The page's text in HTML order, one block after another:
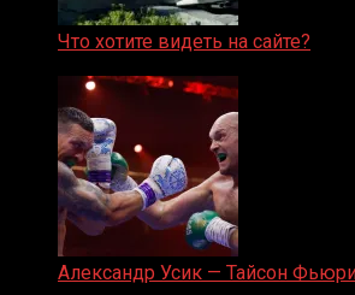
Что хотите видеть на сайте?
Александр Усик — Тайсон